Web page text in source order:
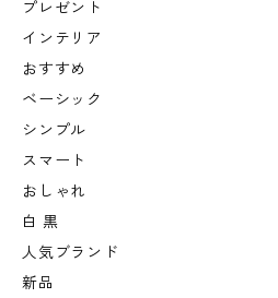
プレゼント
インテリア
おすすめ
ベーシック
シンプル
スマート
おしゃれ
白 黒
人気ブランド
新品